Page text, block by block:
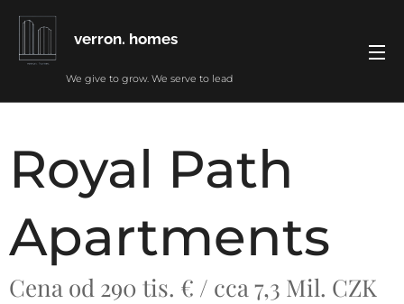
verron. homes
We give to grow. We serve to lead
Royal Path
Apartments
Cena od 290 tis. € / cca 7,3 Mil. CZK